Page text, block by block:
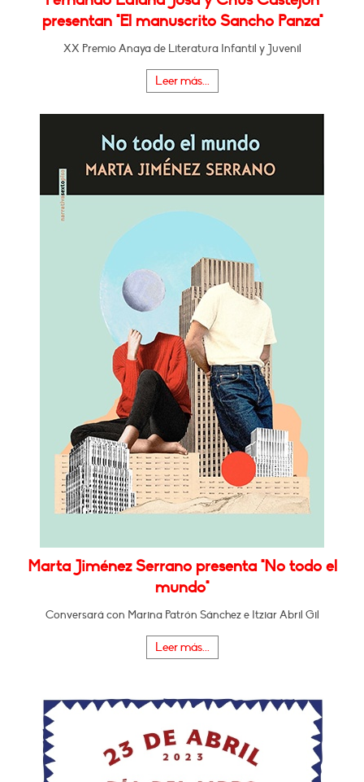
presentan "El manuscrito Sancho Panza"
XX Premio Anaya de Literatura Infantil y Juvenil
Leer más...
Marta Jiménez Serrano presenta "No todo el
mundo"
Conversará con Marina Patrón Sánchez e Itziar Abril Gil
Leer más...